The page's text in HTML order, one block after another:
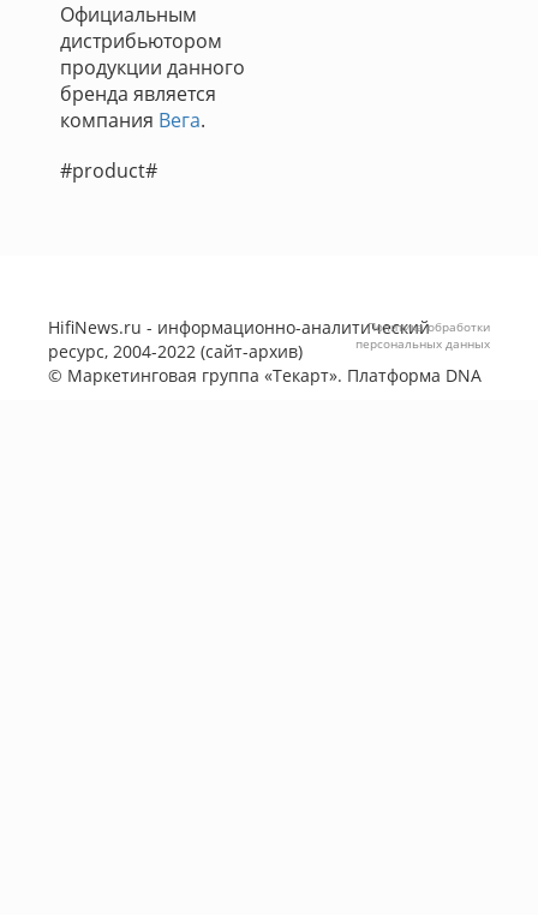
Официальным
дистрибьютором
продукции данного
бренда является
компания Вега.
#product#
HifiNews.ru - информационно-аналитический
ресурс, 2004-2022 (сайт-архив)
© Маркетинговая группа «Текарт». Платформа DNA
Политика обработки
персональных данных